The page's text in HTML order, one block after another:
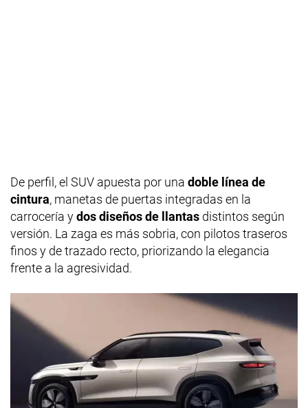
De perfil, el SUV apuesta por una doble línea de
cintura, manetas de puertas integradas en la
carrocería ydos diseños de llantas distintos según
versión. La zaga es más sobria, con pilotos traseros
finos y de trazado recto, priorizando la elegancia
frente a la agresividad.